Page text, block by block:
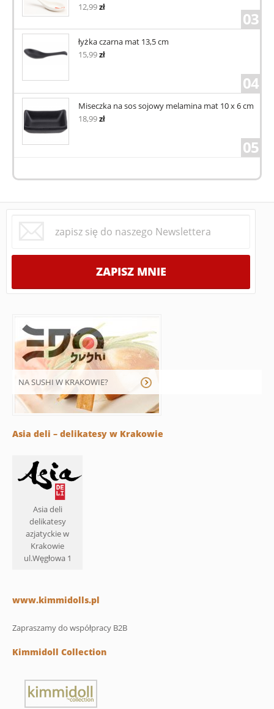
12,99zł
03
łyżka czarna mat 13,5 cm
15,99zł
04
Miseczka na sos sojowy melamina mat 10 x 6 cm
18,99zł
05
NA SUSHI W KRAKOWIE?
Asia deli – delikatesy w Krakowie
Asia deli
delikatesy
azjatyckie w
Krakowie
ul.Węgłowa 1
www.kimmidolls.pl
Zapraszamy do współpracy B2B
Kimmidoll Collection